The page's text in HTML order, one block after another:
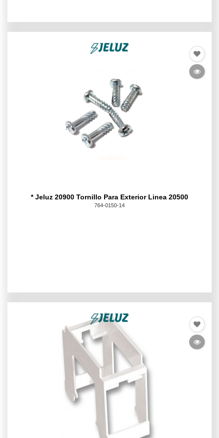
* Jeluz 20900 Tornillo Para Exterior Linea 20500
764-0150-14